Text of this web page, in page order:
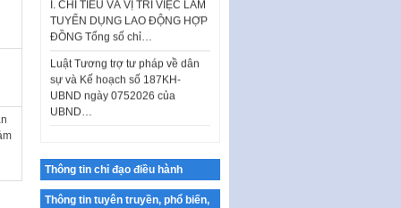
TUYỂN DỤNG LAO ĐỘNG HỢP
ĐỒNG Tổng số chỉ…
sự và Kế hoạch số 187KH-
UBND ngày 0752026 của
UBND…
thành phố Hà Nội
Kế hoạch Tổ chức Cuộc thi
chính luận về bảo vệ nền tảng tư
Thông tin chỉ đạo điều hành
Thông tin tuyên truyền, phổ biến,